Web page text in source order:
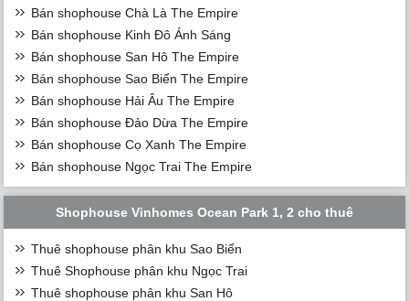
Bán shophouse Chà Là The Empire
Bán shophouse Kinh Đô Ánh Sáng
Bán shophouse San Hô The Empire
Bán shophouse Sao Biển The Empire
Bán shophouse Hải Âu The Empire
Bán shophouse Đảo Dừa The Empire
Bán shophouse Cọ Xanh The Empire
Bán shophouse Ngọc Trai The Empire
Shophouse Vinhomes Ocean Park 1, 2 cho thuê
Thuê shophouse phân khu Sao Biển
Thuê Shophouse phân khu Ngọc Trai
Thuê shophouse phân khu San Hô